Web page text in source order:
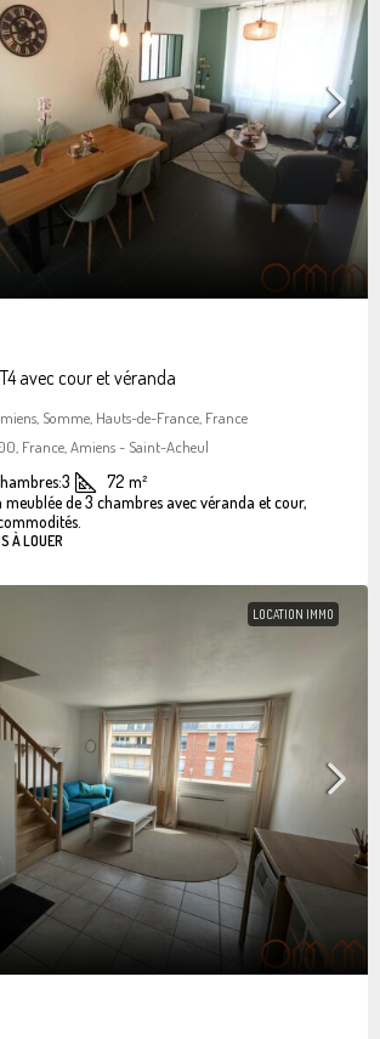
avec cour et véranda
Somme, Hauts-de-France, France
France, Amiens - Saint-Acheul
3 72 m²
meublée de 3 chambres avec véranda et cour,
À LOUER
LOCATION IMMO